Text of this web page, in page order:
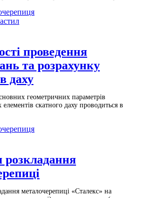
проведення
та розрахунку
даху
геометричних параметрів
скатного даху проводиться в
розкладання
металочерепиці «Сталекс» на